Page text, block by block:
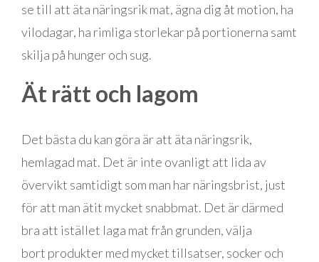
se till att äta näringsrik mat, ägna dig åt motion, ha
vilodagar, ha rimliga storlekar på portionerna samt
skilja på hunger och sug.
Ät rätt och lagom
Det bästa du kan göra är att äta näringsrik,
hemlagad mat. Det är inte ovanligt att lida av
övervikt samtidigt som man har näringsbrist, just
för att man ätit mycket snabbmat. Det är därmed
bra att istället laga mat från grunden, välja
bort produkter med mycket tillsatser, socker och